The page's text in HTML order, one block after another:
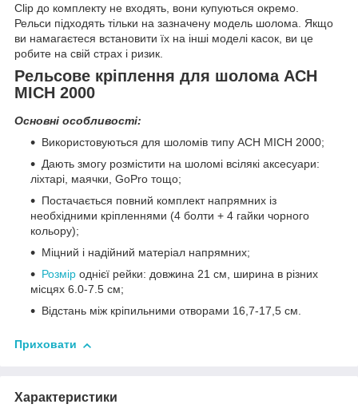
Clip до комплекту не входять, вони купуються окремо.
Рельси підходять тільки на зазначену модель шолома. Якщо
ви намагаєтеся встановити їх на інші моделі касок, ви це
робите на свій страх і ризик.
Рельсове кріплення для шолома ACH
MICH 2000
Основні особливості:
Використовуються для шоломів типу ACH MICH 2000;
Дають змогу розмістити на шоломі всілякі аксесуари:
ліхтарі, маячки, GoPro тощо;
Постачається повний комплект напрямних із
необхідними кріпленнями (4 болти + 4 гайки чорного
кольору);
Міцний і надійний матеріал напрямних;
Розмір однієї рейки: довжина 21 см, ширина в різних
місцях 6.0-7.5 см;
Відстань між кріпильними отворами 16,7-17,5 см.
Приховати
Характеристики